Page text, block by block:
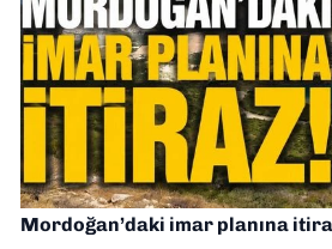
Mordoğan’daki imar planına